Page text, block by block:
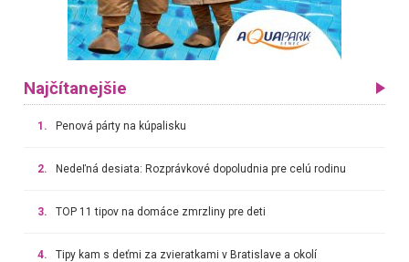
Najčítanejšie
1. Penová párty na kúpalisku
2. Nedeľná desiata: Rozprávkové dopoludnia pre celú rodinu
3. TOP 11 tipov na domáce zmrzliny pre deti
4. Tipy kam s deťmi za zvieratkami v Bratislave a okolí